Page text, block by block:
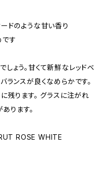
ドのような甘い香り
す
ょう。甘くて新鮮なレッドベ
ランスが良くなめらかです。
残ります。 グラスに注がれ
ります。
ROSE WHITE